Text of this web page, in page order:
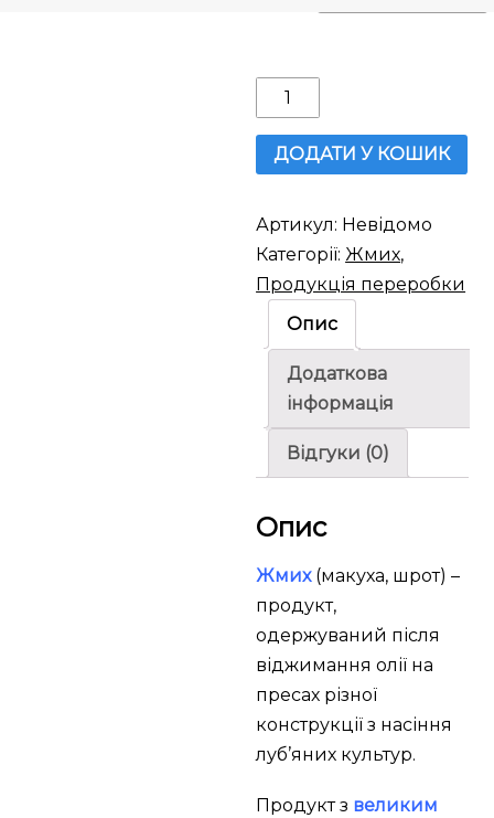
Конопляний
жмих
кількість
ДОДАТИ У КОШИК
Артикул: Невідомо
Категорії: Жмих,
Продукція переробки
Опис
Додаткова
інформація
Відгуки (0)
Опис
Жмих(макуха, шрот) –
продукт,
одержуваний після
віджимання олії на
пресах різної
конструкції з насіння
луб’яних культур.
Продукт з великим